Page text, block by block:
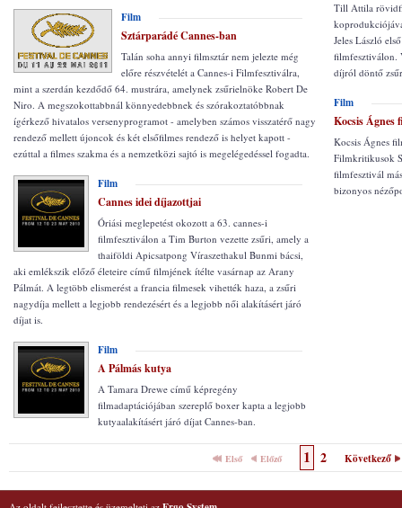
Film
Sztárparádé Cannes-ban
Talán soha annyi filmsztár nem jelezte még
előre részvételét a Cannes-i Filmfesztiválra,
mint a szerdán kezdődő 64. mustrára, amelynek zsűrielnöke Robert De
Niro. A megszokottabbnál könnyedebbnek és szórakoztatóbbnak
ígérkező hivatalos versenyprogramot - amelyben számos visszatérő nagy
rendező mellett újoncok és két elsőfilmes rendező is helyet kapott -
ezúttal a filmes szakma és a nemzetközi sajtó is megelégedéssel fogadta.
Film
Cannes idei díjazottjai
Óriási meglepetést okozott a 63. cannes-i
filmfesztiválon a Tim Burton vezette zsűri, amely a
thaiföldi Apicsatpong Víraszethakul Bunmi bácsi,
aki emlékszik előző életeire című filmjének ítélte vasárnap az Arany
Pálmát. A legtöbb elismerést a francia filmesek vihették haza, a zsűri
nagydíja mellett a legjobb rendezésért és a legjobb női alakításért járó
díjat is.
Film
A Pálmás kutya
A Tamara Drewe című képregény
filmadaptációjában szereplő boxer kapta a legjobb
kutyaalakításért járó díjat Cannes-ban.
Till Attila
Jeles László
filmfesztiválon.
díjról döntő
Film
Kocsis Ágnes
Kocsis Ágnes
Filmkritikusok
filmfesztivál
bizonyos
Első Előző 1 2 Következő